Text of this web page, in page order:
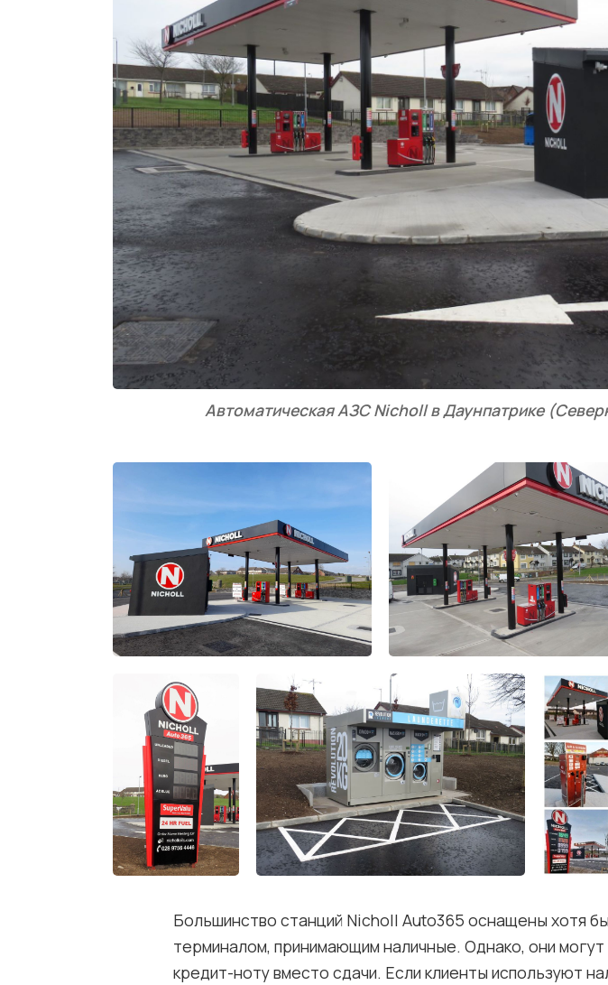
Автоматическая АЗС Nicholl в Даунпатрике
Большинство станций Nicholl Auto365 оснащены хотя
терминалом, принимающим наличные. Однако, они
кредит-ноту вместо сдачи. Если клиенты используют